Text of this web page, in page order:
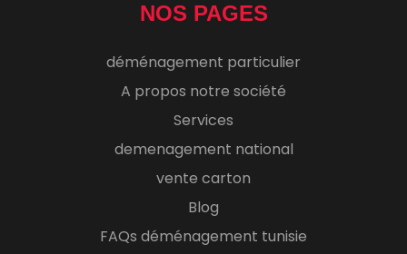
NOS PAGES
déménagement particulier
A propos notre société
Services
demenagement national
vente carton
Blog
FAQs déménagement tunisie